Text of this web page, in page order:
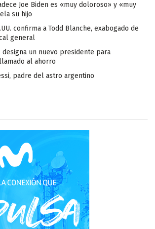
Joe Biden es «muy doloroso» y «muy
su hijo
confirma a Todd Blanche, exabogado de
general
designa un nuevo presidente para
al ahorro
padre del astro argentino